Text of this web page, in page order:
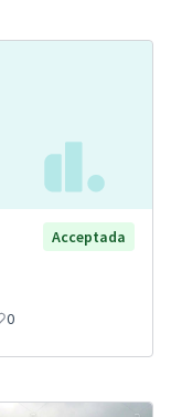
Acceptada
0